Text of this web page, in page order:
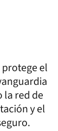
el
la red de
y el